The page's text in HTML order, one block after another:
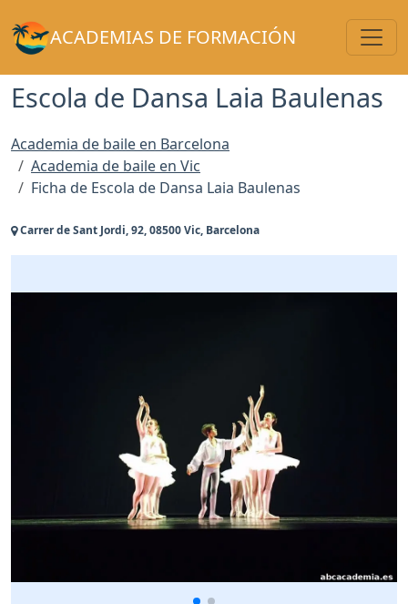
ACADEMIAS DE FORMACIÓN
Escola de Dansa Laia Baulenas
Academia de baile en Barcelona
Academia de baile en Vic
Ficha de Escola de Dansa Laia Baulenas
Carrer de Sant Jordi, 92, 08500 Vic, Barcelona